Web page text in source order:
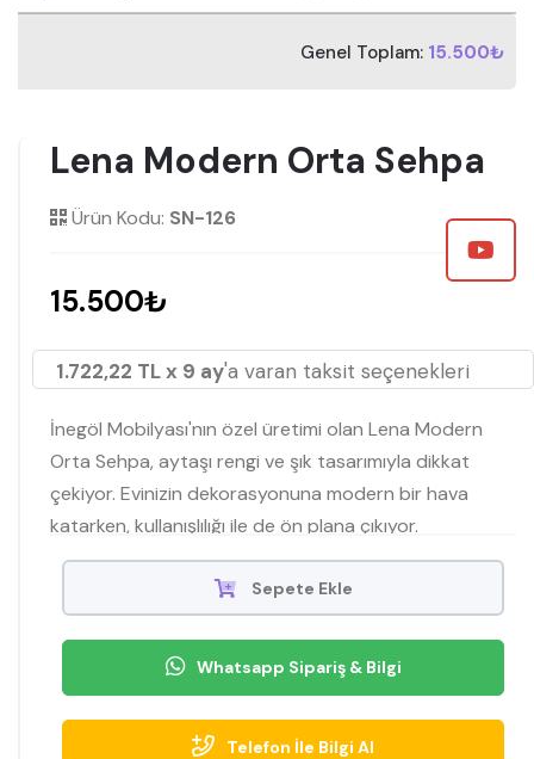
Genel Toplam: 15.500₺
Lena Modern Orta Sehpa
Ürün Kodu: SN-126
15.500₺
1.722,22 TL x 9 ay'a varan taksit seçenekleri
İnegöl Mobilyası'nın özel üretimi olan Lena Modern
Orta Sehpa, aytaşı rengi ve şık tasarımıyla dikkat
çekiyor. Evinizin dekorasyonuna modern bir hava
katarken, kullanışlılığı ile de ön plana çıkıyor.
Mobilyamevime'de satılan bu ürünü hemen inceleyin!
Sepete Ekle
Whatsapp Sipariş & Bilgi
Telefon İle Bilgi Al